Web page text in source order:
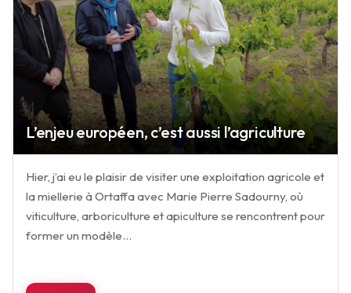
L’enjeu européen, c’est aussi l’agriculture
Hier, j’ai eu le plaisir de visiter une exploitation agricole et
la miellerie à Ortaffa avec Marie Pierre Sadourny, où
viticulture, arboriculture et apiculture se rencontrent pour
former un modèle…